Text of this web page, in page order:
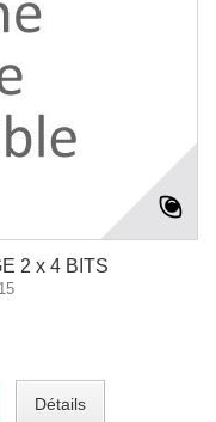
2 x 4 BITS
Détails